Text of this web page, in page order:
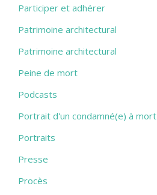
Participer et adhérer
Patrimoine architectural
Patrimoine architectural
Peine de mort
Podcasts
Portrait d'un condamné(e) à mort
Portraits
Presse
Procès